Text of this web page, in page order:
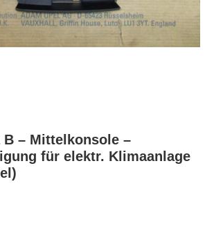
B – Mittelkonsole –
für elektr. Klimaanlage